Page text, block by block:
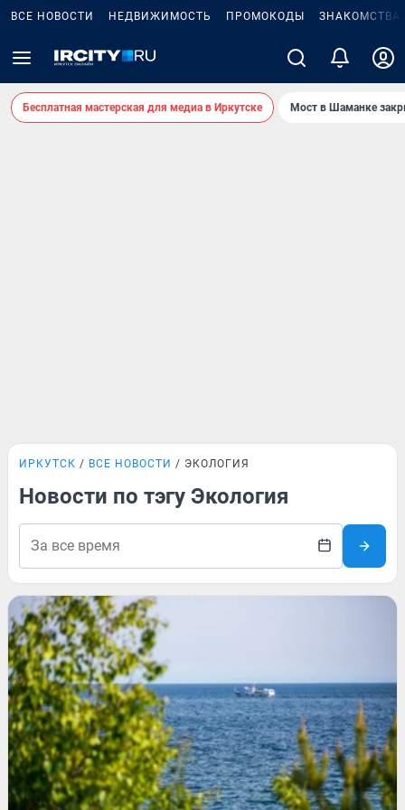
ВСЕ НОВОСТИ НЕДВИЖИМОСТЬ ПРОМОКОДЫ ЗНАКОМСТВА
Бесплатная мастерская для медиа в Иркутске Мост в Шаманке
ИРКУТСК ВСЕ НОВОСТИ ЭКОЛОГИЯ
Новости по тэгу Экология